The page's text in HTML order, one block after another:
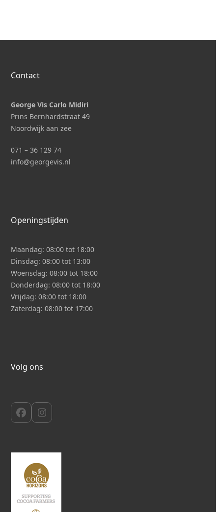
Contact
George Vis Carlo Midiri
Prins Bernhardstraat 49
Noordwijk aan zee
071 – 36 129 74
info@georgevis.nl
Openingstijden
Maandag:08:00 tot 18:00
Dinsdag:08:00 tot 13:00
Woensdag:08:00 tot 18:00
Donderdag:08:00 tot 18:00
Vrijdag:08:00 tot 18:00
Zaterdag:08:00 tot 17:00
Volg ons
FacebookInstagram